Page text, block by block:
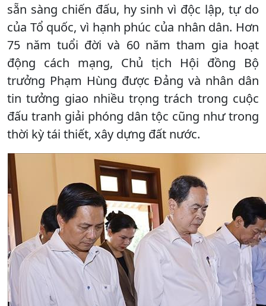
sẵn sàng chiến đấu, hy sinh vì độc lập, tự do
của Tổ quốc, vì hạnh phúc của nhân dân. Hơn
75 năm tuổi đời và 60 năm tham gia hoạt
động cách mạng, Chủ tịch Hội đồng Bộ
trưởng Phạm Hùng được Đảng và nhân dân
tin tưởng giao nhiều trọng trách trong cuộc
đấu tranh giải phóng dân tộc cũng như trong
thời kỳ tái thiết, xây dựng đất nước.